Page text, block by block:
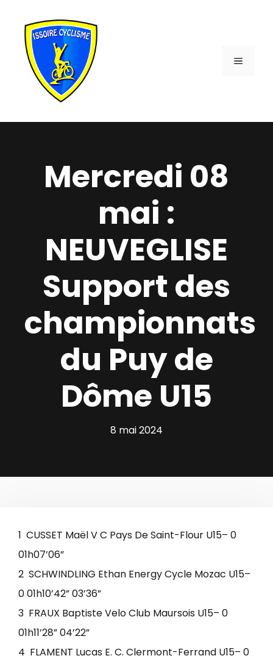
contenu
MENU
Mercredi 08
mai :
NEUVEGLISE
Support des
championnats
du Puy de
Dôme U15
8 mai 2024
1 CUSSET Maël V C Pays De Saint-Flour U15– 0
01h07’06”
2 SCHWINDLING Ethan Energy Cycle Mozac U15–
0 01h10’42” 03’36”
3 FRAUX Baptiste Velo Club Maursois U15– 0
01h11’28” 04’22”
4 FLAMENT Lucas E. C. Clermont-Ferrand U15– 0